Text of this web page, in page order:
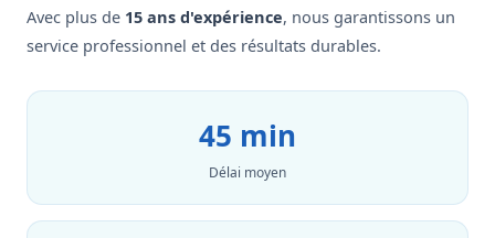
Avec plus de 15 ans d'expérience, nous garantissons un
service professionnel et des résultats durables.
45 min
Délai moyen